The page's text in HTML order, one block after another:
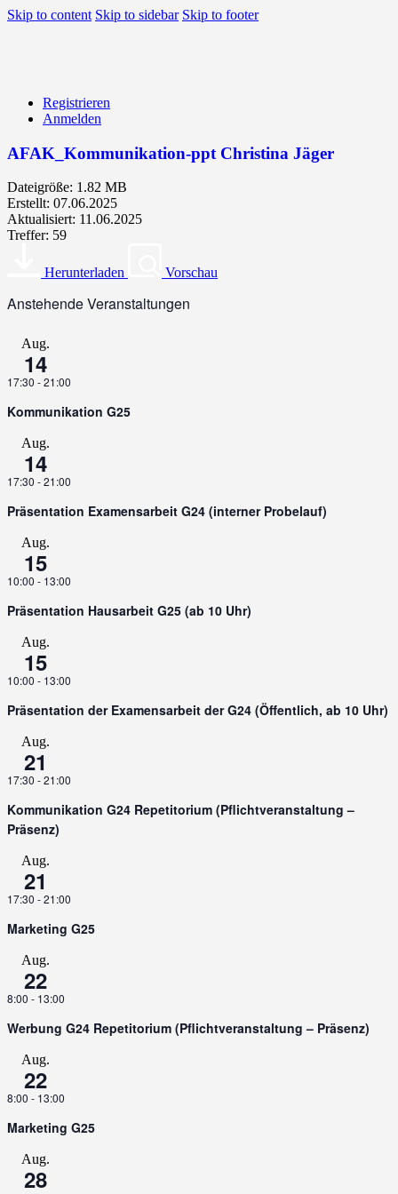
Skip to content Skip to sidebar Skip to footer
Registrieren
Anmelden
AFAK_Kommunikation-ppt Christina Jäger
Dateigröße: 1.82 MB
Erstellt: 07.06.2025
Aktualisiert: 11.06.2025
Treffer: 59
Herunterladen Vorschau
Anstehende Veranstaltungen
Aug.
14
17:30 -21:00
Kommunikation G25
Aug.
14
17:30 -21:00
Präsentation Examensarbeit G24 (interner Probelauf)
Aug.
15
10:00 - 13:00
Präsentation Hausarbeit G25 (ab 10 Uhr)
Aug.
15
10:00 - 13:00
Präsentation der Examensarbeit der G24 (Öffentlich, ab 10 Uhr)
Aug.
21
17:30 -21:00
Kommunikation G24 Repetitorium (Pflichtveranstaltung –
Präsenz)
Aug.
21
17:30 -21:00
Marketing G25
Aug.
22
8:00 - 13:00
Werbung G24 Repetitorium (Pflichtveranstaltung – Präsenz)
Aug.
22
8:00 - 13:00
Marketing G25
Aug.
28